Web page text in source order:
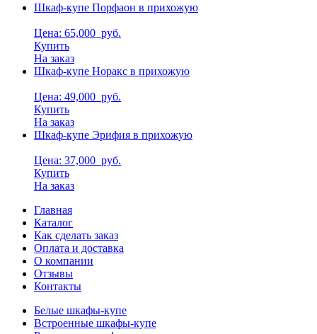
Шкаф-купе Порфаон в прихожую
Цена: 65,000 руб.
Купить
На заказ
Шкаф-купе Норакс в прихожую
Цена: 49,000 руб.
Купить
На заказ
Шкаф-купе Эрифия в прихожую
Цена: 37,000 руб.
Купить
На заказ
Главная
Каталог
Как сделать заказ
Оплата и доставка
О компании
Отзывы
Контакты
Белые шкафы-купе
Встроенные шкафы-купе